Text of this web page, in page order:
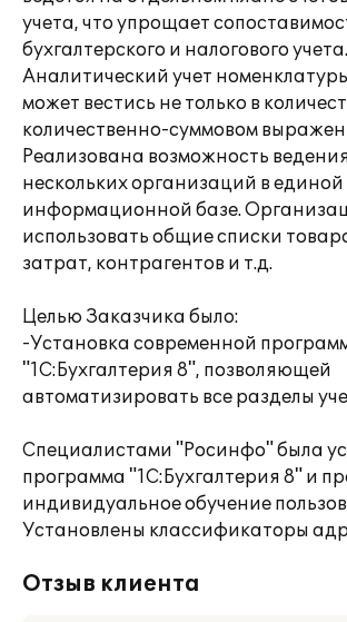
учета, что упрощает
бухгалтерского и налогового учета.
Аналитический учет
может вестись не только в
количественно-суммовом
Реализована возможность
нескольких организаций в единой
информационной базе.
использовать общие списки
затрат, контрагентов и т.д.
Целью Заказчика было:
-Установка современной
"1С:Бухгалтерия 8", позволяющей
автоматизировать все разделы
Специалистами "Росинфо" была
программа "1С:Бухгалтерия 8" и
индивидуальное обучение
Установлены классификаторы
Отзыв клиента